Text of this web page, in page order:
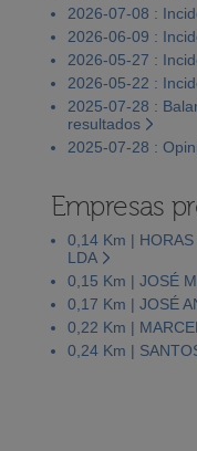
2026-07-08 :
2026-06-09 :
2026-05-27 :
2026-05-22 :
2025-07-28 :
resultados
2025-07-28 :
Empresas
0,14 Km | HORAS
LDA
0,15 Km | JOSÉ
0,17 Km | JOSÉ
0,22 Km |
0,24 Km |